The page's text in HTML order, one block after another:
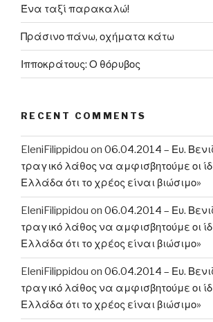
Ένα ταξί παρακαλώ!
Πράσινο πάνω, οχήματα κάτω
Ιπποκράτους: Ο θόρυβος
RECENT COMMENTS
EleniFilippidou on 06.04.2014 – Ευ.
τραγικό λάθος να αμφισβητούμε οι
Ελλάδα ότι το χρέος είναι βιώσιμο»
EleniFilippidou on 06.04.2014 – Ευ.
τραγικό λάθος να αμφισβητούμε οι
Ελλάδα ότι το χρέος είναι βιώσιμο»
EleniFilippidou on 06.04.2014 – Ευ.
τραγικό λάθος να αμφισβητούμε οι
Ελλάδα ότι το χρέος είναι βιώσιμο»